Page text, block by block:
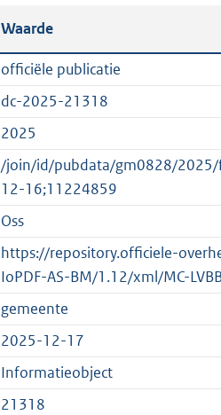
t
a
n
d
g
r
o
t
t
e
:
1
K
b
Waarde
officiële publicatie
dc-2025-21318
2025
/join/id/pubdata/gm0828/
12-16;11224859
Oss
https://repository.officiele-
IoPDF-AS-BM/1.12/xml/MC-
gemeente
2025-12-17
Informatieobject
21318